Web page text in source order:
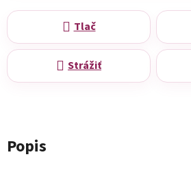
Tlač
Strážiť
Popis